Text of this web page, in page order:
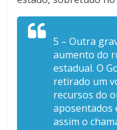
5 – Outra
aumento do
estadual. O
retirado um
recursos do
aposentados
assim o